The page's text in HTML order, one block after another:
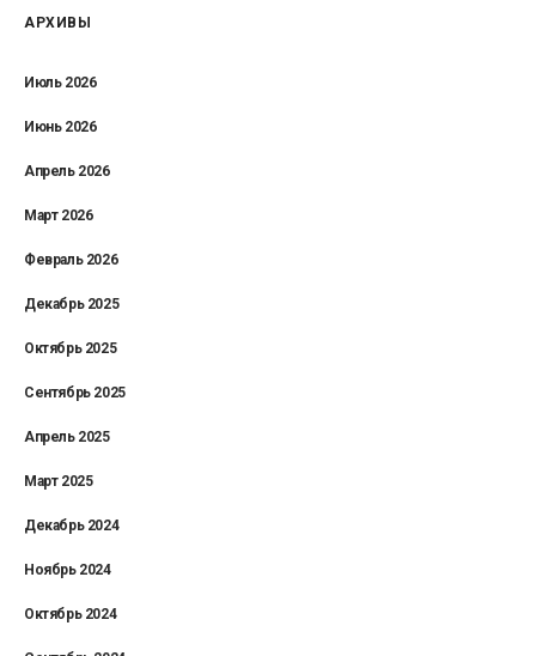
АРХИВЫ
Июль 2026
Июнь 2026
Апрель 2026
Март 2026
Февраль 2026
Декабрь 2025
Октябрь 2025
Сентябрь 2025
Апрель 2025
Март 2025
Декабрь 2024
Ноябрь 2024
Октябрь 2024